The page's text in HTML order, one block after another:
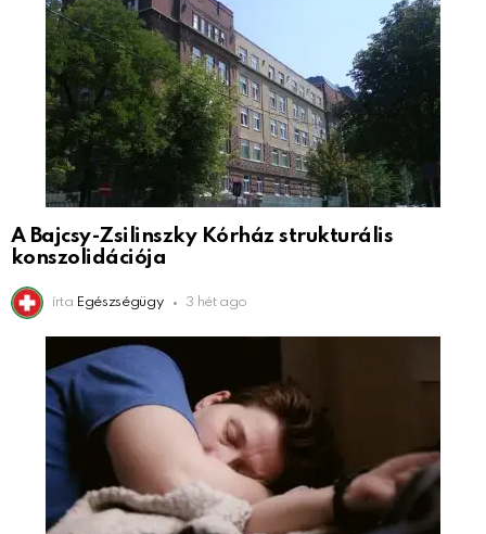
A Bajcsy-Zsilinszky Kórház strukturális
konszolidációja
írta Egészségügy 3 hét ago